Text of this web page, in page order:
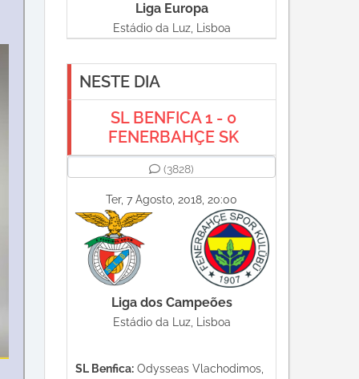
Liga Europa
Estádio da Luz, Lisboa
NESTE DIA
SL BENFICA 1 - 0
FENERBAHÇE SK
(3828)
Ter, 7 Agosto, 2018, 20:00
Liga dos Campeões
Estádio da Luz, Lisboa
SL Benfica: Odysseas Vlachodimos,